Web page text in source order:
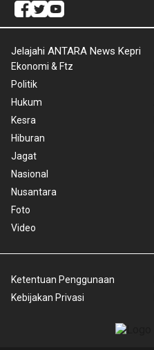
Jelajahi ANTARA News Kepri
Ekonomi & Ftz
Politik
Hukum
Kesra
Hiburan
Jagat
Nasional
Nusantara
Foto
Video
Ketentuan Penggunaan
Kebijakan Privasi